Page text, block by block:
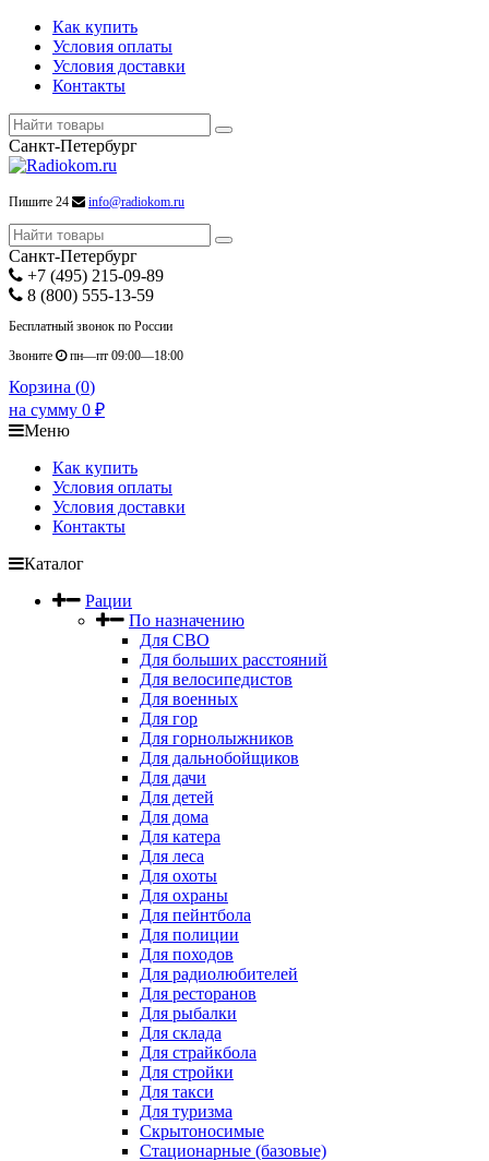
Как купить
Условия оплаты
Условия доставки
Контакты
Санкт-Петербург
Пишите 24 info@radiokom.ru
Санкт-Петербург
+7 (495) 215-09-89
8 (800) 555-13-59
Бесплатный звонок по России
Звоните
пн—пт 09:00—18:00
Корзина (0)
на сумму 0 ₽
Меню
Как купить
Условия оплаты
Условия доставки
Контакты
Каталог
Рации
По назначению
Для СВО
Для больших расстояний
Для велосипедистов
Для военных
Для гор
Для горнолыжников
Для дальнобойщиков
Для дачи
Для детей
Для дома
Для катера
Для леса
Для охоты
Для охраны
Для пейнтбола
Для полиции
Для походов
Для радиолюбителей
Для ресторанов
Для рыбалки
Для склада
Для страйкбола
Для стройки
Для такси
Для туризма
Скрытоносимые
Стационарные (базовые)